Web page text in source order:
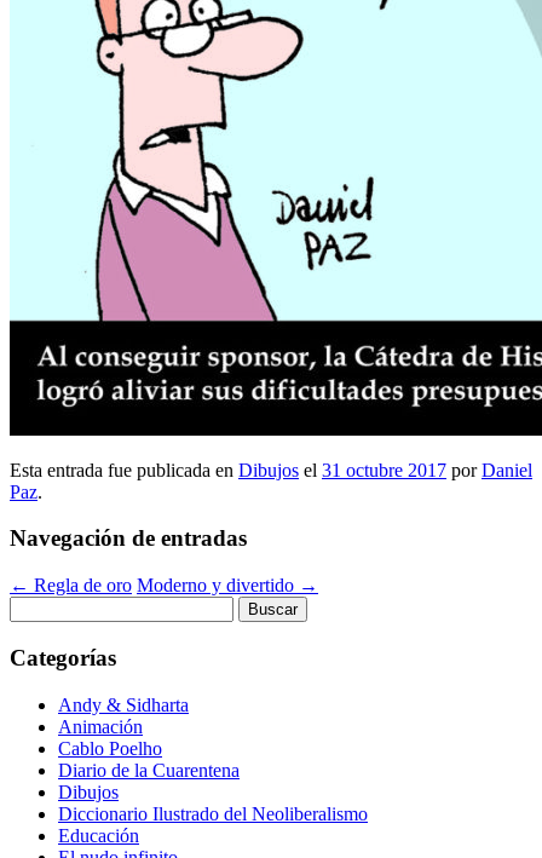
Esta entrada fue publicada en Dibujos el 31 octubre 2017 porDaniel
Paz.
Navegación de entradas
← Regla de oro Moderno y divertido →
Categorías
Andy & Sidharta
Animación
Cablo Poelho
Diario de la Cuarentena
Dibujos
Diccionario Ilustrado del Neoliberalismo
Educación